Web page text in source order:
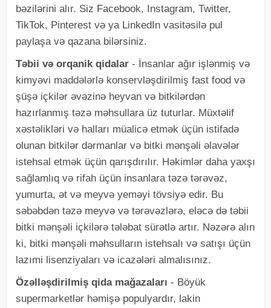
bəzilərini alır. Siz Facebook, Instagram, Twitter,
TikTok, Pinterest və ya LinkedIn vasitəsilə pul
paylaşa və qazana bilərsiniz.
Təbii və orqanik qidalar - İnsanlar ağır işlənmiş və
kimyəvi maddələrlə konservləşdirilmiş fast food və
şüşə içkilər əvəzinə heyvan və bitkilərdən
hazırlanmış təzə məhsullara üz tuturlar. Müxtəlif
xəstəlikləri və halları müalicə etmək üçün istifadə
olunan bitkilər dərmanlar və bitki mənşəli əlavələr
istehsal etmək üçün qarışdırılır. Həkimlər daha yaxşı
sağlamlıq və rifah üçün insanlara təzə tərəvəz,
yumurta, ət və meyvə yeməyi tövsiyə edir. Bu
səbəbdən təzə meyvə və tərəvəzlərə, eləcə də təbii
bitki mənşəli içkilərə tələbat sürətlə artır. Nəzərə alın
ki, bitki mənşəli məhsulların istehsalı və satışı üçün
lazımi lisenziyaları və icazələri almalısınız.
Özəlləşdirilmiş qida mağazaları - Böyük
supermarketlər həmişə populyardır, lakin